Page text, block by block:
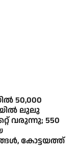
50,000
ലുലു
വരുന്നു; 550
കോട്ടയത്ത്